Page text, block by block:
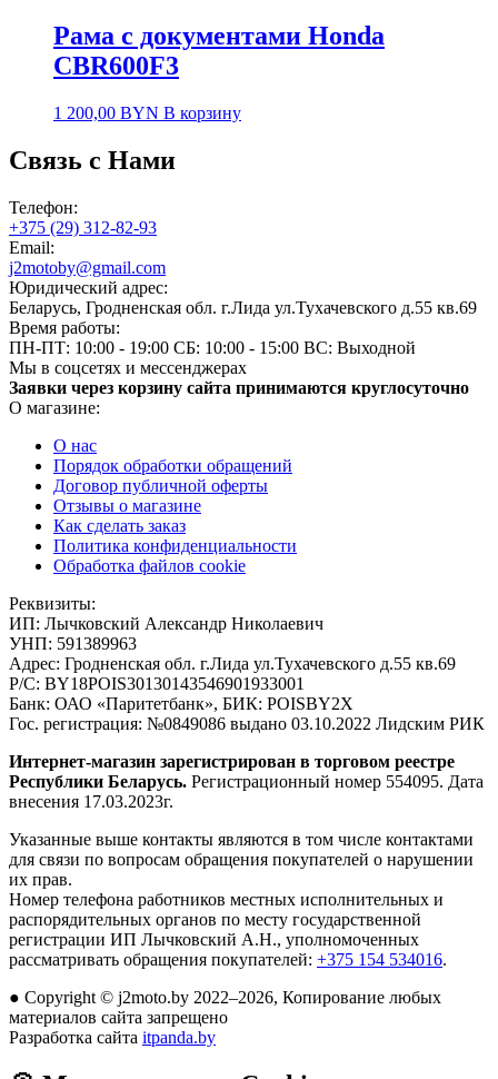
Рама с документами Honda
CBR600F3
1 200,00 BYN В корзину
Связь с Нами
Телефон:
+375 (29) 312-82-93
Email:
j2motoby@gmail.com
Юридический адрес:
Беларусь, Гродненская обл. г.Лида ул.Тухачевского д.55 кв.69
Время работы:
ПН-ПТ: 10:00 - 19:00 СБ: 10:00 - 15:00 ВС: Выходной
Мы в соцсетях и мессенджерах
Заявки через корзину сайта принимаются круглосуточно
О магазине:
О нас
Порядок обработки обращений
Договор публичной оферты
Отзывы о магазине
Как сделать заказ
Политика конфиденциальности
Обработка файлов cookie
Реквизиты:
ИП: Лычковский Александр Николаевич
УНП: 591389963
Адрес: Гродненская обл. г.Лида ул.Тухачевского д.55 кв.69
Р/С: BY18POIS30130143546901933001
Банк: ОАО «Паритетбанк», БИК: POISBY2X
Гос. регистрация: №0849086 выдано 03.10.2022 Лидским РИК
Интернет-магазин зарегистрирован в торговом реестре
Республики Беларусь. Регистрационный номер 554095. Дата
внесения 17.03.2023г.
Указанные выше контакты являются в том числе контактами
для связи по вопросам обращения покупателей о нарушении
их прав.
Номер телефона работников местных исполнительных и
распорядительных органов по месту государственной
регистрации ИП Лычковский А.Н., уполномоченных
рассматривать обращения покупателей: +375 154 534016.
● Copyright © j2moto.by 2022–2026, Копирование любых
материалов сайта запрещено
Разработка сайта itpanda.by